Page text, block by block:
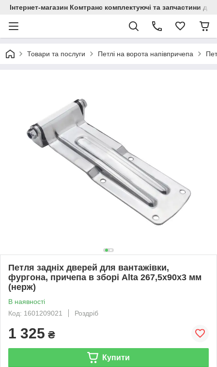
Інтернет-магазин Комтранс комплектуючі та запчастини
Товари та послуги Петлі на ворота напівпричепа
Петля задніх дверей для вантажівки,
фургона, причепа в зборі Alta 267,5х90х3 мм
(нерж)
В наявності
Код: 1601209021
Роздріб
1 325 ₴
Купити